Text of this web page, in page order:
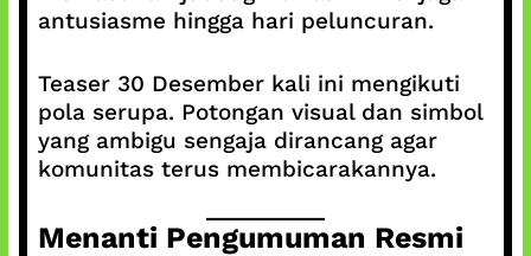
antusiasme hingga hari peluncuran.
Teaser 30 Desember kali ini mengikuti
pola serupa. Potongan visual dan simbol
yang ambigu sengaja dirancang agar
komunitas terus membicarakannya.
Menanti Pengumuman Resmi